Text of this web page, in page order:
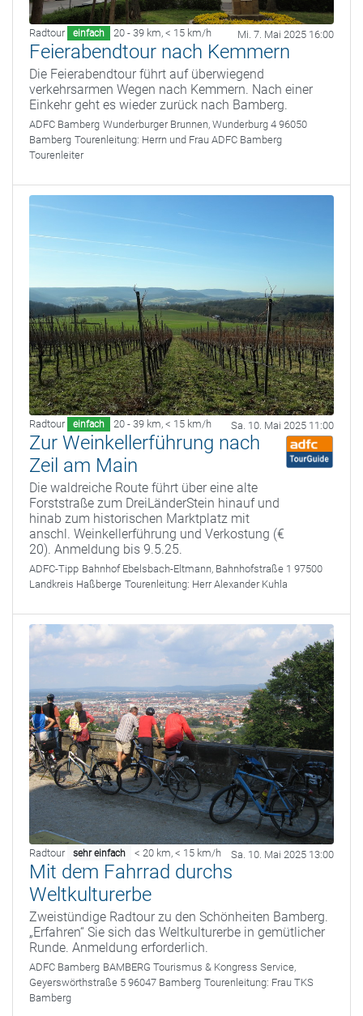
Radtour einfach 20 - 39 km, < 15 km/h Mi. 7. Mai 2025 16:00
Feierabendtour nach Kemmern
Die Feierabendtour führt auf überwiegend
verkehrsarmen Wegen nach Kemmern. Nach einer
Einkehr geht es wieder zurück nach Bamberg.
ADFC Bamberg Wunderburger Brunnen, Wunderburg 4 96050
Bamberg Tourenleitung: Herrn und Frau ADFC Bamberg
Tourenleiter
Radtour einfach 20 - 39 km, < 15 km/h Sa. 10. Mai 2025 11:00
Zur Weinkellerführung nach
Zeil am Main
Die waldreiche Route führt über eine alte
Forststraße zum DreiLänderStein hinauf und
hinab zum historischen Marktplatz mit
anschl. Weinkellerführung und Verkostung (€
20). Anmeldung bis 9.5.25.
ADFC-Tipp Bahnhof Ebelsbach-Eltmann, Bahnhofstraße 1 97500
Landkreis Haßberge Tourenleitung: Herr Alexander Kuhla
Radtour sehr einfach < 20 km, < 15 km/h Sa. 10. Mai 2025 13:00
Mit dem Fahrrad durchs
Weltkulturerbe
Zweistündige Radtour zu den Schönheiten Bamberg.
„Erfahren“ Sie sich das Weltkulturerbe in gemütlicher
Runde. Anmeldung erforderlich.
ADFC Bamberg BAMBERG Tourismus & Kongress Service,
Geyerswörthstraße 5 96047 Bamberg Tourenleitung: Frau TKS
Bamberg